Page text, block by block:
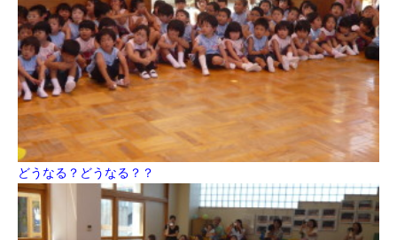
どうなる？どうなる？？